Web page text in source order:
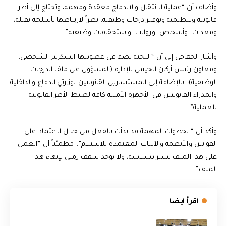
وأضاف أن “عملية الانتقال والاندماج معقدة ومهمة، وتحتاج إلى أطر
قانونية وتنظيمية وتوفير درجات وظيفية، نظراً لارتباطها بأسلحة ثقيلة،
ومعدات، وأشخاص، ورواتب، واستحقاقات وظيفية”.
وأشار الخفاجي إلى أن “اللجنة تضم في عضويتها السكرتير الشخصي،
ومعاون رئيس أركان الجيش للإدارة (المسؤول عن ملف الدرجات
الوظيفية)، بالإضافة إلى المستشارين القانونيين لوزارتي الدفاع والداخلية
والمدراء القانونيين في الأجهزة الأمنية كافة لضبط الأطر القانونية
للعملية”.
وأكد أن “الخطوات المهمة قد بدأت بالفعل من خلال الاعتماد على
القوانين والأنظمة والآليات المعتمدة للاستلام”، مطمئناً أن “العمل
على هذا الملف يسير بسلاسة، ولا يوجد سقف زمني لإنهاء هذا
الملف”.
اقرأ ايضا